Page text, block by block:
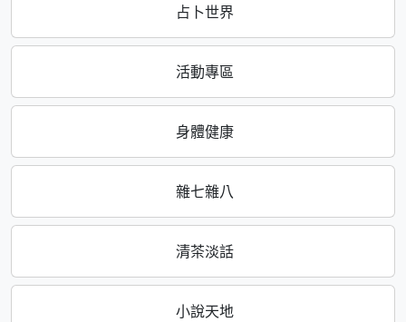
占卜世界
活動專區
身體健康
雜七雜八
清茶淡話
小說天地